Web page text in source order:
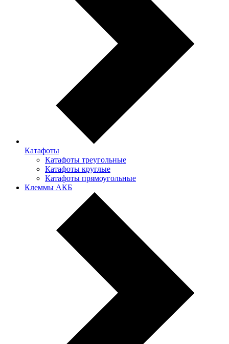
Катафоты
Катафоты треугольные
Катафоты круглые
Катафоты прямоугольные
Клеммы АКБ